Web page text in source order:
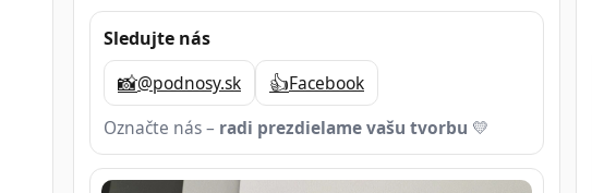
Sledujte nás
📸@podnosy.sk 👍Facebook
Označte nás – radi prezdielame vašu tvorbu 💛